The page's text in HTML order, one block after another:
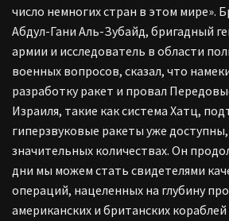
число немногих стран в этом мире».
Абдул-Гани Аль-Зубайд, бригадный
армии и исследователь в области
военных вопросов, сказал, что
разработку ракет и провал
Израиля, такие как система Хатц,
гиперзвуковые ракеты уже
значительных количествах. Он
дни мы можем стать свидетелями
операций, нацеленных на глубину
американских и британских